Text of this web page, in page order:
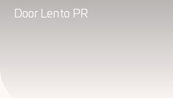
Door Lento PR